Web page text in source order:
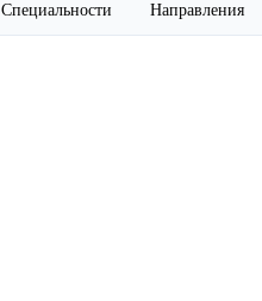
Специальности Направления